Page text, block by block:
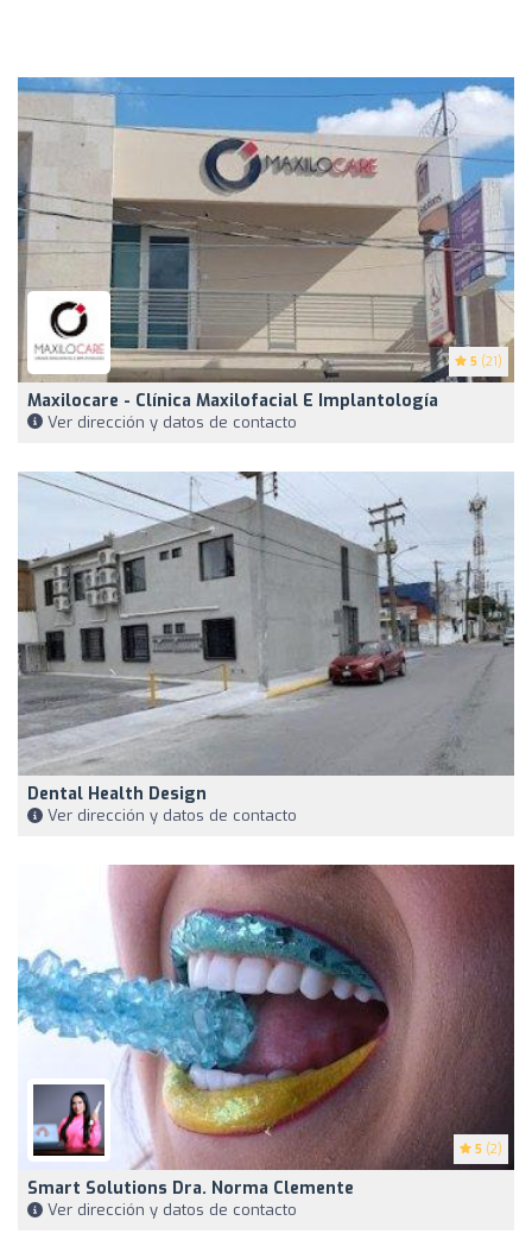
5 (21)
Maxilocare - Clínica Maxilofacial E Implantología
Ver dirección y datos de contacto
Dental Health Design
Ver dirección y datos de contacto
5 (2)
Smart Solutions Dra. Norma Clemente
Ver dirección y datos de contacto